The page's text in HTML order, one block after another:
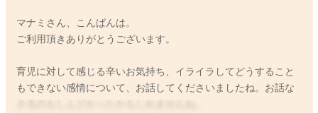
マナミさん、こんばんは。
ご利用頂きありがとうございます。
育児に対して感じる辛いお気持ち、イライラしてどうすること
もできない感情について、お話してくださいましたね。お話な
さるのもしんどかったかもしれませんね。